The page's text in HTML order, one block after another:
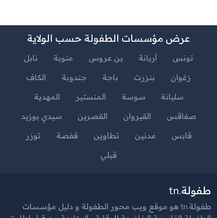
عرض مؤسسات الطفولة حسب الولاية
تونس أريانة بن عروس منوبة
نابل
زغوان
بنزرت باجة جندوبة
الكاف
سليانة
سوسة المنستير
المهدية
صفاقس
القيروان القصرين
سيدي بوزيد
قابس
مدنين تطاوين قفصة
توزر
قبلي
طفولة.tn
طفولة.tn هو موقع ويب محور الطفولة و دليل مؤسسات